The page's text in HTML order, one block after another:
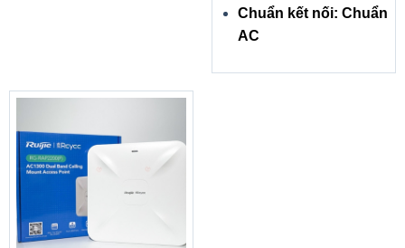
Chuẩn kết nối: Chuẩn
AC